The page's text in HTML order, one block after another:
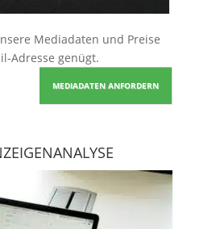
Mediadaten und Preise
Adresse genügt.
MEDIADATEN ANFORDERN